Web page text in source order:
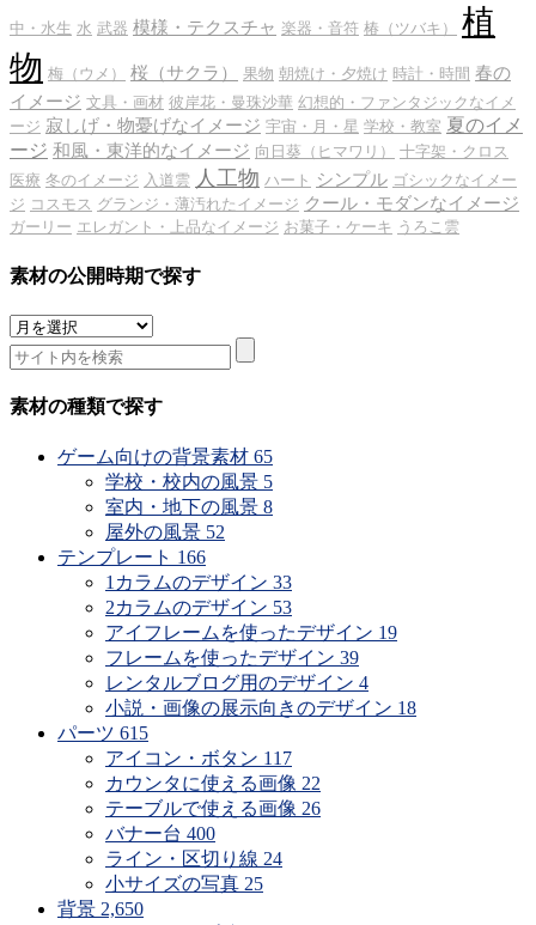
中・水生 水 武器 模様・テクスチャ 楽器・音符 椿（ツバキ）
植
物 梅（ウメ） 桜（サクラ） 果物 朝焼け・夕焼け 時計・時間 春の
イメージ 文具・画材 彼岸花・曼珠沙華 幻想的・ファンタジックなイメ
ージ 寂しげ・物憂げなイメージ 宇宙・月・星 学校・教室 夏のイメ
ージ 和風・東洋的なイメージ 向日葵（ヒマワリ）
十字架・クロス
医療 冬のイメージ 入道雲 人工物 ハート シンプル ゴシックなイメー
ジ コスモス グランジ・薄汚れたイメージ クール・モダンなイメージ
ガーリー エレガント・上品なイメージ お菓子・ケーキ うろこ雲
素材の公開時期で探す
素
材
の
公
素材の種類で探す
ゲーム向けの背景素材 65
学校・校内の風景 5
室内・地下の風景 8
屋外の風景 52
テンプレート 166
1カラムのデザイン 33
2カラムのデザイン 53
アイフレームを使ったデザイン 19
フレームを使ったデザイン 39
レンタルブログ用のデザイン 4
小説・画像の展示向きのデザイン 18
パーツ 615
アイコン・ボタン 117
カウンタに使える画像 22
テーブルで使える画像 26
バナー台 400
ライン・区切り線 24
小サイズの写真 25
背景 2,650